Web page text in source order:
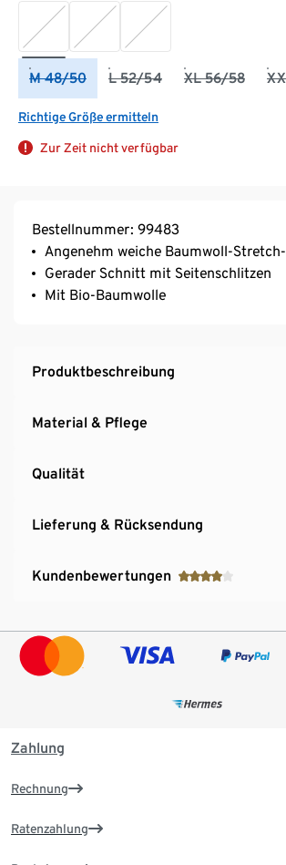
M 48/50 L 52/54 XL 56/58
Richtige Größe ermitteln
Zur Zeit nicht verfügbar
Bestellnummer: 99483
Angenehm weiche Baumwoll-
Gerader Schnitt mit Seitenschlitzen
Mit Bio-Baumwolle
Produktbeschreibung
Material & Pflege
Qualität
Lieferung & Rücksendung
Kundenbewertungen
Zahlung
Rechnung
Ratenzahlung